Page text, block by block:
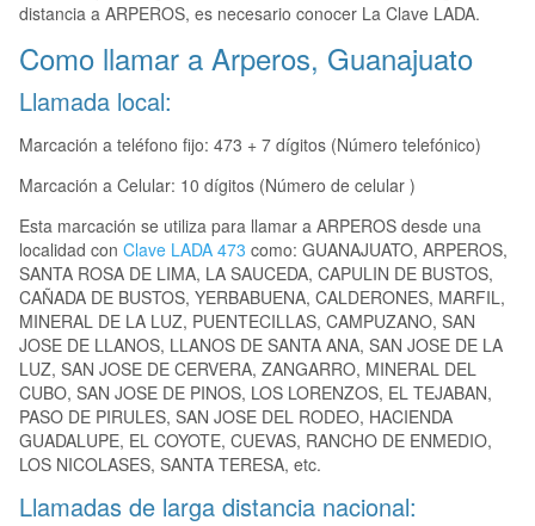
distancia a ARPEROS, es necesario conocer La Clave LADA.
Como llamar a Arperos, Guanajuato
Llamada local:
Marcación a teléfono fijo: 473 + 7 dígitos (Número telefónico)
Marcación a Celular: 10 dígitos (Número de celular )
Esta marcación se utiliza para llamar a ARPEROS desde una
localidad con Clave LADA 473 como: GUANAJUATO, ARPEROS,
SANTA ROSA DE LIMA, LA SAUCEDA, CAPULIN DE BUSTOS,
CAÑADA DE BUSTOS, YERBABUENA, CALDERONES, MARFIL,
MINERAL DE LA LUZ, PUENTECILLAS, CAMPUZANO, SAN
JOSE DE LLANOS, LLANOS DE SANTA ANA, SAN JOSE DE LA
LUZ, SAN JOSE DE CERVERA, ZANGARRO, MINERAL DEL
CUBO, SAN JOSE DE PINOS, LOS LORENZOS, EL TEJABAN,
PASO DE PIRULES, SAN JOSE DEL RODEO, HACIENDA
GUADALUPE, EL COYOTE, CUEVAS, RANCHO DE ENMEDIO,
LOS NICOLASES, SANTA TERESA, etc.
Llamadas de larga distancia nacional: